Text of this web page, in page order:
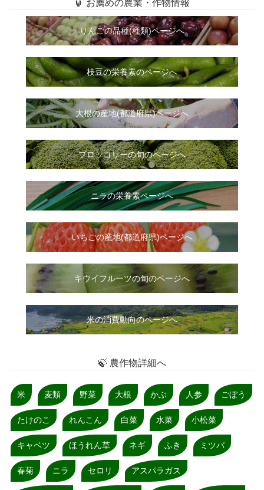
🏮 お薦めの農業・作物情報
りんごの品種(種類)ページへ
枝豆の栄養素のページへ
大根の産地(都道府県)ページへ
ブロッコリーの旬のページへ
ニラの栄養素ページへ
いちごの産地(都道府県)ページへ
キウイフルーツの旬のページへ
米の消費動向のページへ
🍃 農作物詳細へ
米 麦類 野菜 大根 かぶ 人参 ごぼう
たけのこ れんこん 白菜 水菜 小松菜
キャベツ ほうれん草 ネギ ふき ミツバ
春菊 ニラ セロリ アスパラガス